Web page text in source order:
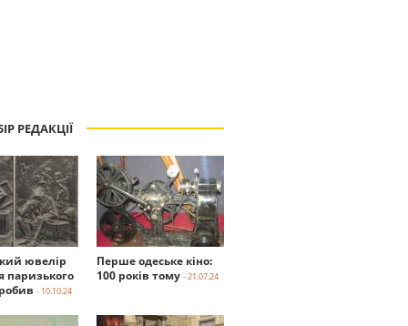
РЕДАКЦІЇ
ювелір
паризького
- 10.10.24
Перше одеське кіно:
100 років тому - 21.07.24